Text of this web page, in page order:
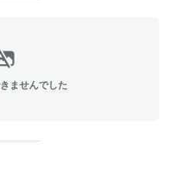
ませんでした